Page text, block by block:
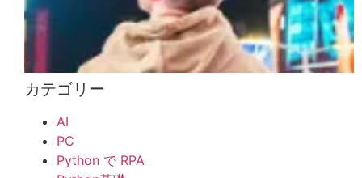
カテゴリー
AI
PC
Python で RPA